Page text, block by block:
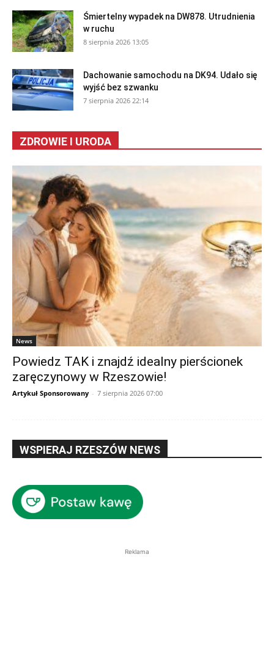
Śmiertelny wypadek na DW878. Utrudnienia
w ruchu
8 sierpnia 2026 13:05
Dachowanie samochodu na DK94. Udało się
wyjść bez szwanku
7 sierpnia 2026 22:14
ZDROWIE I URODA
News
Powiedz TAK i znajdź idealny pierścionek
zaręczynowy w Rzeszowie!
Artykuł Sponsorowany - 7 sierpnia 2026 07:00
WSPIERAJ RZESZÓW NEWS
Reklama